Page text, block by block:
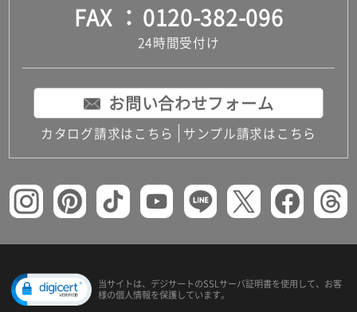
FAX 0120-382-096
24時間受付け
お問い合わせフォーム
カタログ請求はこちら サンプル請求はこちら
当サイトは、デジサートのSSLサーバ証明書を使用して、 お客
様の個人情報を保護しています。